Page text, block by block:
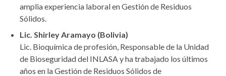
amplia experiencia laboral en Gestión de Residuos
Sólidos.
Lic. Shirley Aramayo (Bolivia)
Lic. Bioquímica de profesión, Responsable de la Unidad
de Bioseguridad del INLASA y ha trabajado los últimos
años en la Gestión de Residuos Sólidos de